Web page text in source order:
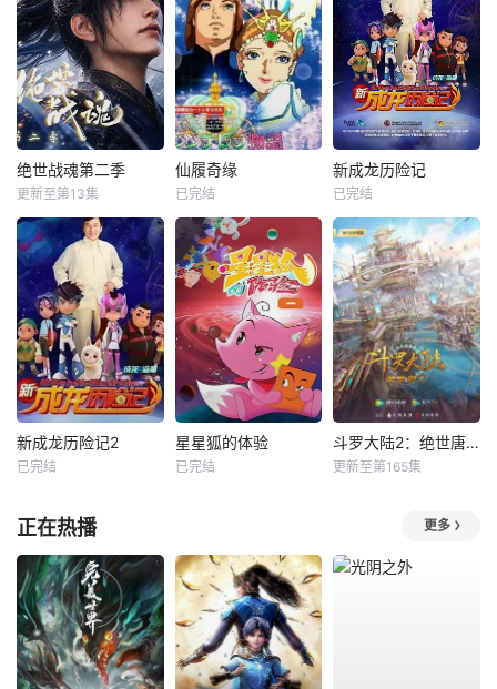
绝世战魂第二季
更新至第13集
仙履奇缘
已完结
新成龙历险记
已完结
新成龙历险记2
已完结
星星狐的体验
已完结
斗罗大陆2：绝世唐门
更新至第165集
正在热播 更多